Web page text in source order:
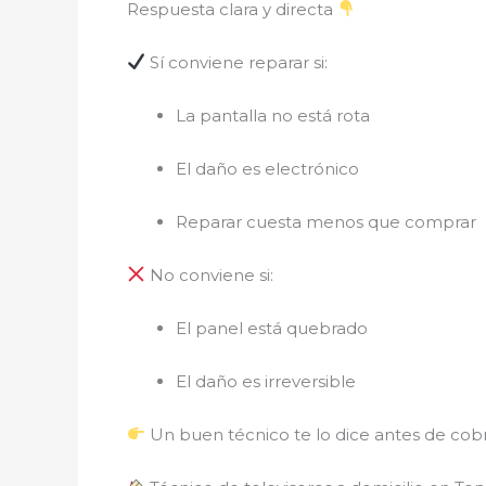
Respuesta clara y directa
Sí conviene reparar si:
La pantalla no está rota
El daño es electrónico
Reparar cuesta menos que comprar
No conviene si:
El panel está quebrado
El daño es irreversible
Un buen técnico te lo dice antes de